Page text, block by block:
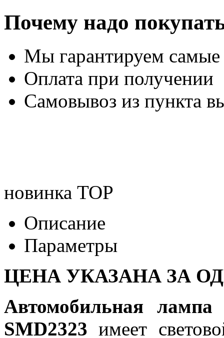
Почему надо
Мы гарантируем
Оплата при получении
Самовывоз из пункта
новинка TOP
Описание
Параметры
ЦЕНА УКАЗАНА ЗА
Автомобильная
SMD2323имеет